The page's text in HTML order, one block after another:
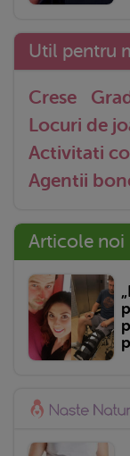
Util pentru
Crese
Locuri de
Activitati
Agentii
Articole noi